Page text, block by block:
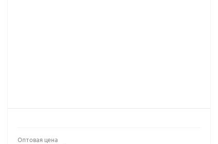
Оптовая цена